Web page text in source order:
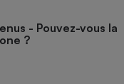
- Pouvez-vous la
?